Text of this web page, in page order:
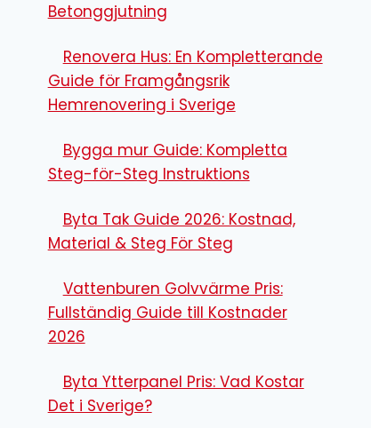
Betonggjutning
Renovera Hus: En Kompletterande
Guide för Framgångsrik
Hemrenovering i Sverige
Bygga mur Guide: Kompletta
Steg-för-Steg Instruktions
Byta Tak Guide 2026: Kostnad,
Material & Steg För Steg
Vattenburen Golvvärme Pris:
Fullständig Guide till Kostnader
2026
Byta Ytterpanel Pris: Vad Kostar
Det i Sverige?